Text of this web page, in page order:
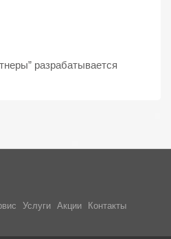
разрабатывается
Услуги Акции Контакты